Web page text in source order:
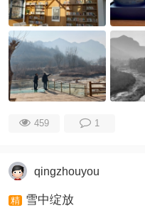
459 1
qingzhouyou
精 雪中绽放